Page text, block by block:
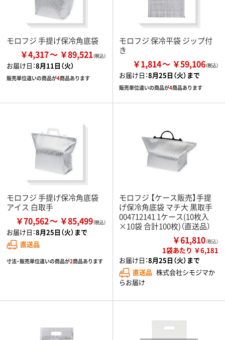
モロフジ 手提げ保冷角底袋
￥4,317 ￥89,521
お届け日：8月11日（火）
販売単位違いの商品が4商品あります
モロフジ 保冷平袋 ジップ付
き
￥1,814 ￥59,106
お届け日：8月25日（火）まで
販売単位違いの商品が4商品あります
モロフジ 手提げ保冷角底袋
アイス 白取手
￥70,562 ￥85,499
お届け日：8月25日（火）まで
直送品
寸法・販売単位違いの商品が2商品あります
モロフジ 【ケース販売】手提
げ保冷角底袋 マチ大 黒取手
004712141 1ケース(10枚入
×10袋 合計100枚)（直送品）
￥61,810（税込）
1袋あたり ￥6,181
お届け日：8月25日（火）まで
直送品 株式会社シモジマか
らお届け